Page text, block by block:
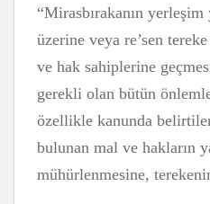
“Mirasbırakanın
üzerine veya re’sen
ve hak sahiplerine
gerekli olan bütün
özellikle kanunda
bulunan mal ve hakların
mühürlenmesine,